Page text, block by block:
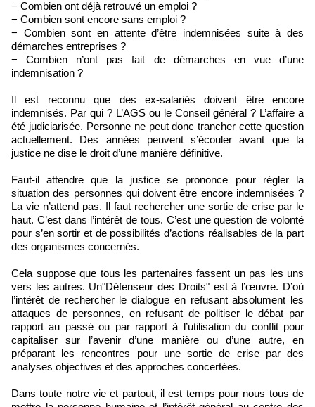
− Combien ont déjà retrouvé un emploi ?
− Combien sont encore sans emploi ?
− Combien sont en attente d’être indemnisées suite à des
démarches entreprises ?
− Combien n’ont pas fait de démarches en vue d’une
indemnisation ?
Il est reconnu que des ex-salariés doivent être encore
indemnisés. Par qui ? L’AGS ou le Conseil général ? L’affaire a
été judiciarisée. Personne ne peut donc trancher cette question
actuellement. Des années peuvent s’écouler avant que la
justice ne dise le droit d’une manière définitive.
Faut-il attendre que la justice se prononce pour régler la
situation des personnes qui doivent être encore indemnisées ?
La vie n’attend pas. Il faut rechercher une sortie de crise par le
haut. C’est dans l’intérêt de tous. C’est une question de volonté
pour s’en sortir et de possibilités d’actions réalisables de la part
des organismes concernés.
Cela suppose que tous les partenaires fassent un pas les uns
vers les autres. Un"Défenseur des Droits" est à l’œuvre. D’où
l’intérêt de rechercher le dialogue en refusant absolument les
attaques de personnes, en refusant de politiser le débat par
rapport au passé ou par rapport à l’utilisation du conflit pour
capitaliser sur l’avenir d’une manière ou d’une autre, en
préparant les rencontres pour une sortie de crise par des
analyses objectives et des approches concertées.
Dans toute notre vie et partout, il est temps pour nous tous de